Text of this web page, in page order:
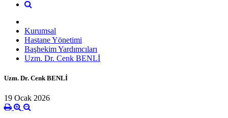
Kurumsal
Hastane Yönetimi
Başhekim Yardımcıları
Uzm. Dr. Cenk BENLİ
Uzm. Dr. Cenk BENLİ
19 Ocak 2026